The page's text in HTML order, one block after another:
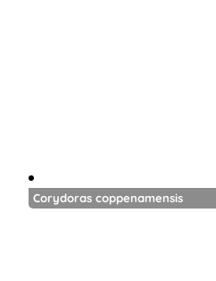
Corydoras coppenamensis